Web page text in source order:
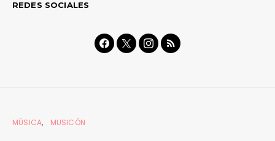
REDES SOCIALES
MÚSICA MUSICÓN